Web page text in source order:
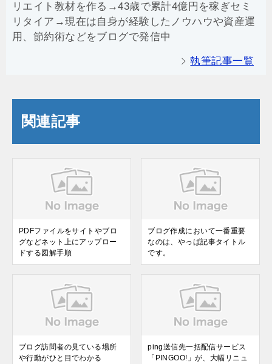
リエイト教材を作る→43歳で累計4億円を稼ぎセミ
リタイア→現在は自身が経験したノウハウや資産運
用、節約術などをブログで発信中
執筆記事一覧
関連記事
PDFファイルをサイトやブロ
グなどネット上にアップロー
ドする図解手順
ブログ作成において一番重要
なのは、やっぱ記事タイトル
です。
ブログ訪問者の見ている場所
や行動がひと目でわかる
ping送信先一括配信サービス
「PINGOO!」が、大幅リニュ